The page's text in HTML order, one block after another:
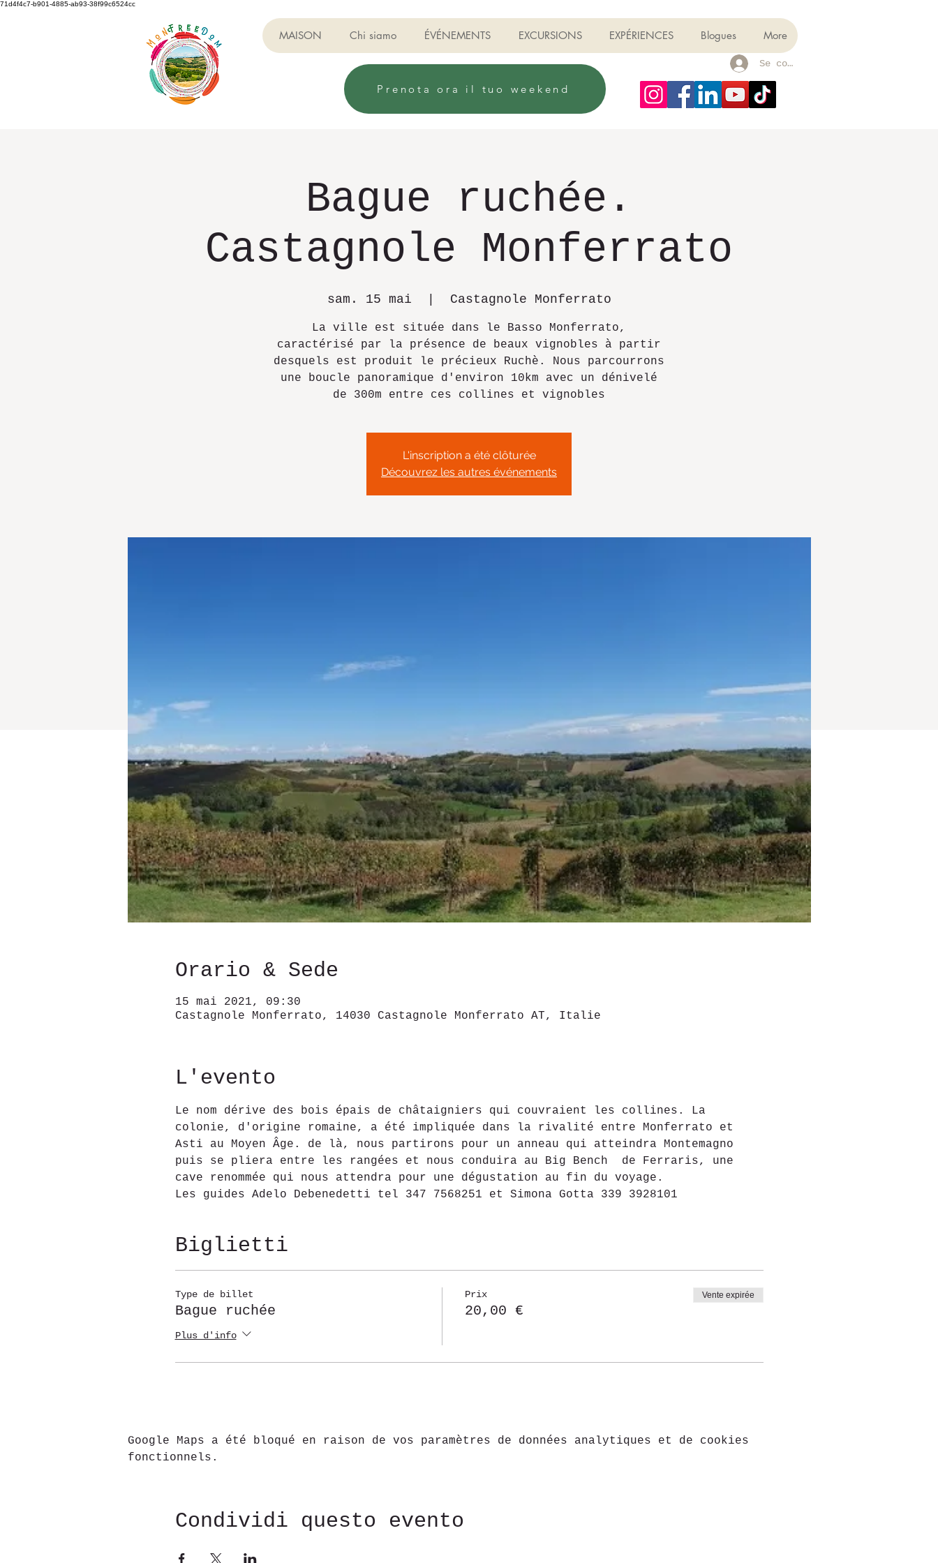
71d4f4c7-b901-4885-ab93-38f99c6524cc
MAISON Chi siamo ÉVÉNEMENTS EXCURSIONS EXPÉRIENCES Blogues More
Se connecter
Prenota ora il tuo weekend
Bague ruchée.
Castagnole Monferrato
sam. 15 mai Castagnole Monferrato
La ville est située dans le Basso Monferrato,
caractérisé par la présence de beaux vignobles à partir
desquels est produit le précieux Ruchè. Nous parcourrons
une boucle panoramique d'environ 10km avec un dénivelé
de 300m entre ces collines et vignobles
L'inscription a été clôturée
Découvrez les autres événements
Orario & Sede
15 mai 2021, 09:30
Castagnole Monferrato, 14030 Castagnole Monferrato AT, Italie
L'evento
Le nom dérive des bois épais de châtaigniers qui couvraient les collines. La
colonie, d'origine romaine, a été impliquée dans la rivalité entre Monferrato et
Asti au Moyen Âge. de là, nous partirons pour un anneau qui atteindra Montemagno
puis se pliera entre les rangées et nous conduira au Big Bench  de Ferraris, une
cave renommée qui nous attendra pour une dégustation au fin du voyage.
Les guides Adelo Debenedetti tel 347 7568251 et Simona Gotta 339 3928101
Biglietti
Type de billet
Bague ruchée
Plus d'info
Prix
20,00 €
Vente expirée
Google Maps a été bloqué en raison de vos paramètres de données analytiques et de cookies
fonctionnels.
Condividi questo evento